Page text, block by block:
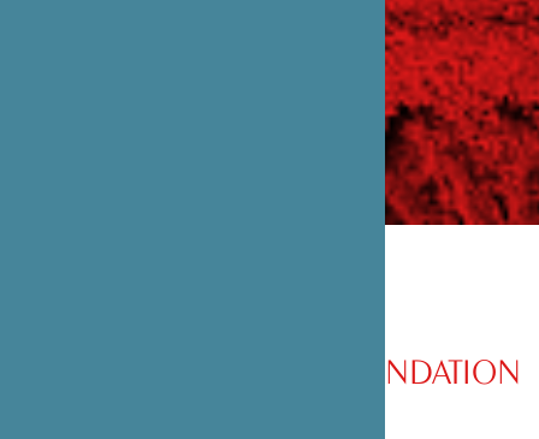
PRÉSENTATION DE LA FONDATION